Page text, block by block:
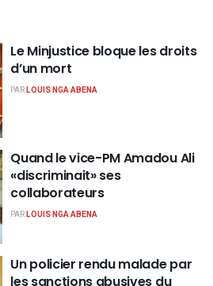
Le Minjustice bloque les droits
d’un mort
PARLOUIS NGA ABENA
Quand le vice-PM Amadou Ali
«discriminait» ses
collaborateurs
PARLOUIS NGA ABENA
Un policier rendu malade par
les sanctions abusives du